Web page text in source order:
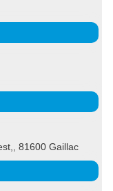
81600 Gaillac